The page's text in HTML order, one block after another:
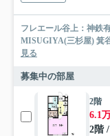
フレエール谷上：神鉄
MISUGIYA(三杉屋) 箕
見る
募集中の部屋
2階
6.1
2階